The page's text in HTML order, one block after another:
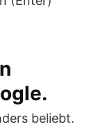
beliebt.